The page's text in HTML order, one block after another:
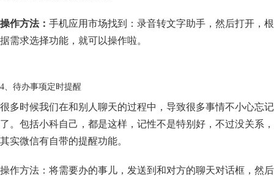
操作方法： 手机应用市场找到：录音转文字助手，然后打开，根
据需求选择功能，就可以操作啦。
4、待办事项定时提醒
很多时候我们在和别人聊天的过程中，导致很多事情不小心忘记
了。包括小科自己，都是这样，记性不是特别好，不过没关系，
其实微信有自带的提醒功能。
操作方法：将需要办的事儿，发送到和对方的聊天对话框，然后